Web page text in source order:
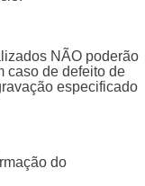
NÃO poderão
caso de defeito de
especificado
do